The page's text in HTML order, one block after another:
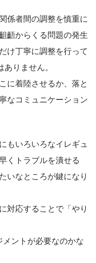
係者間の調整を慎重に
齬からくる問題の発生
け丁寧に調整を行って
りません。
に着陸させるか、落と
なコミュニケーション
もいろいろなイレギュ
くトラブルを潰せる
いなところが鍵になり
対応することで「やり
ントが必要なのかな